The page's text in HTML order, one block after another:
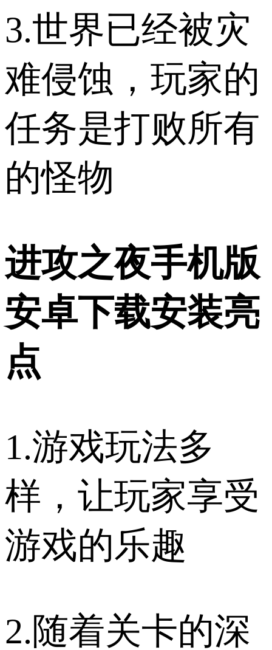
3.世界已经被灾
难侵蚀，玩家的
任务是打败所有
的怪物
进攻之夜手机版
安卓下载安装亮
点
1.游戏玩法多
样，让玩家享受
游戏的乐趣
2.随着关卡的深